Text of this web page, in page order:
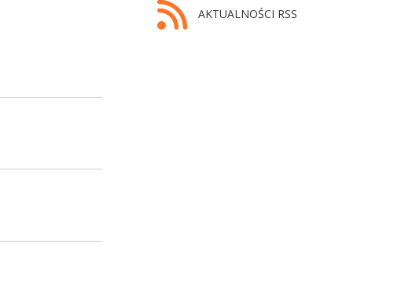
AKTUALNOŚCI RSS